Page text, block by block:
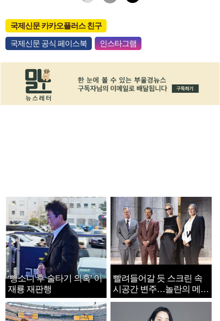
국제신문 카카오플러스 친구
국제신문 공식 페이스북 인스타그램
‘뺑소니 후 술타기 의혹’ 이
재룡 재판행
빨려들어갈 듯 스크린 속
시공간 변주…놀란의 메시
지는 ‘전쟁 속죄’